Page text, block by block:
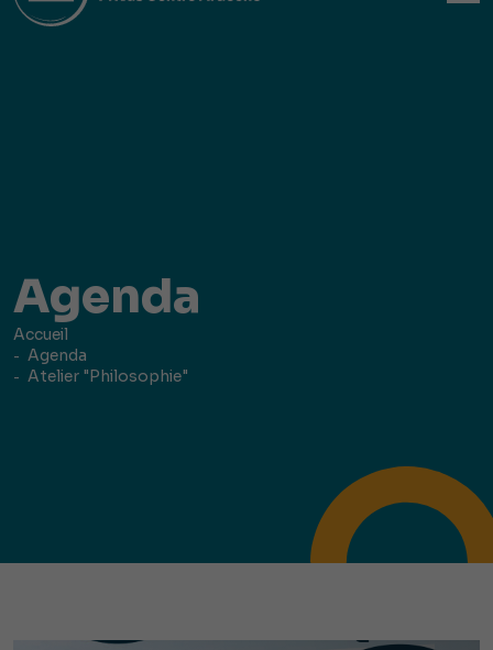
Agenda
Accueil
Agenda
Atelier "Philosophie"